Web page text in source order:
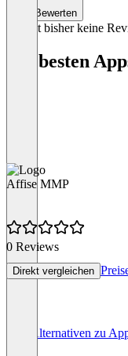
Bewerten
Es gibt bisher keine
Die besten
Affise MMP
0 Reviews
Direkt vergleichen
Alle Alternativen zu